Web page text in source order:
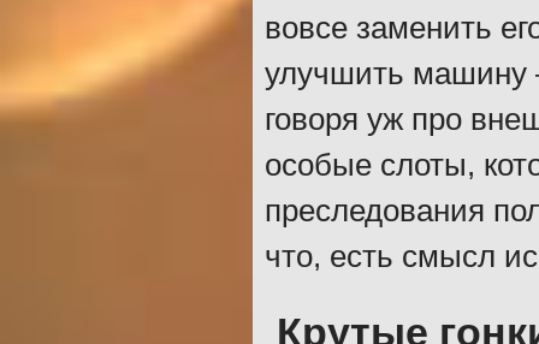
вовсе заменить
улучшить машину
говоря уж про
особые слоты,
преследования
что, есть смысл
Крутые